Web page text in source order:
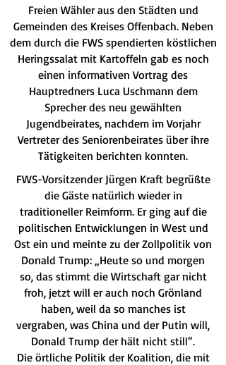
Freien Wähler aus den Städten und
Gemeinden des Kreises Offenbach. Neben
dem durch die FWS spendierten köstlichen
Heringssalat mit Kartoffeln gab es noch
einen informativen Vortrag des
Hauptredners Luca Uschmann dem
Sprecher des neu gewählten
Jugendbeirates, nachdem im Vorjahr
Vertreter des Seniorenbeirates über ihre
Tätigkeiten berichten konnten.
FWS-Vorsitzender Jürgen Kraft begrüßte
die Gäste natürlich wieder in
traditioneller Reimform. Er ging auf die
politischen Entwicklungen in West und
Ost ein und meinte zu der Zollpolitik von
Donald Trump: „Heute so und morgen
so, das stimmt die Wirtschaft gar nicht
froh, jetzt will er auch noch Grönland
haben, weil da so manches ist
vergraben, was China und der Putin will,
Donald Trump der hält nicht still“.
Die örtliche Politik der Koalition, die mit